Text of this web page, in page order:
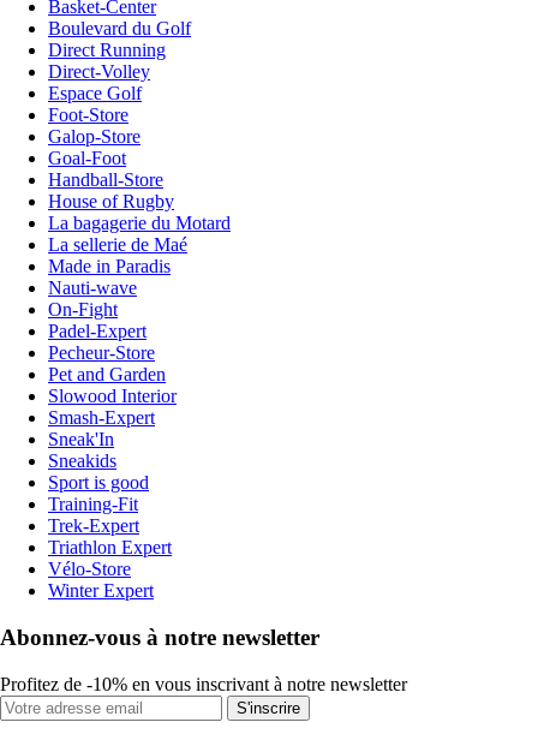
Basket-Center
Boulevard du Golf
Direct Running
Direct-Volley
Espace Golf
Foot-Store
Galop-Store
Goal-Foot
Handball-Store
House of Rugby
La bagagerie du Motard
La sellerie de Maé
Made in Paradis
Nauti-wave
On-Fight
Padel-Expert
Pecheur-Store
Pet and Garden
Slowood Interior
Smash-Expert
Sneak'In
Sneakids
Sport is good
Training-Fit
Trek-Expert
Triathlon Expert
Vélo-Store
Winter Expert
Abonnez-vous à notre newsletter
Profitez de -10% en vous inscrivant à notre newsletter
S'inscrire